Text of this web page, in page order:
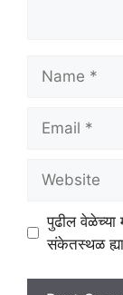
पुढील वेळेच्या
संकेतस्थळ